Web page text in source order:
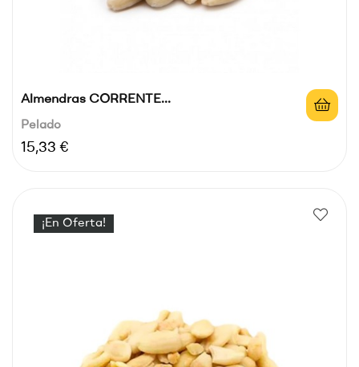
Almendras CORRENTE...
Pelado
Precio
15,33 €
¡En Oferta!